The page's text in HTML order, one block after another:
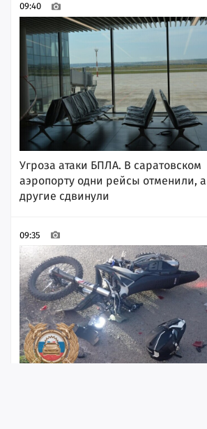
09:40
Угроза атаки БПЛА. В саратовском
аэропорту одни рейсы отменили, а
другие сдвинули
09:35